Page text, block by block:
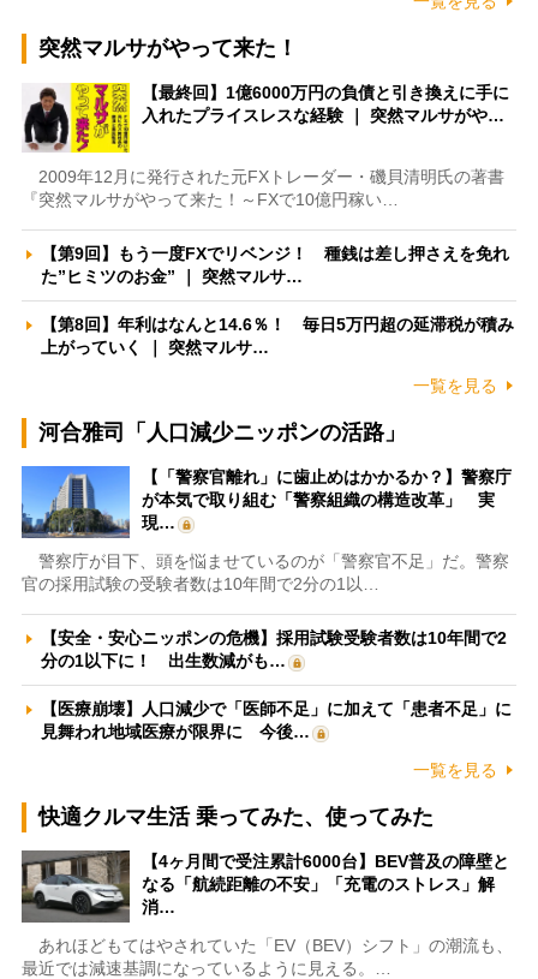
突然マルサがやって来た！
【最終回】1億6000万円の負債と引き換えに手に
入れたプライスレスな経験 ｜ 突然マルサがや…
2009年12月に発行された元FXトレーダー・磯貝清明氏の著書
『突然マルサがやって来た！～FXで10億円稼い…
【第9回】もう一度FXでリベンジ！ 種銭は差し押さえを免れ
た”ヒミツのお金” ｜ 突然マルサ…
【第8回】年利はなんと14.6％！ 毎日5万円超の延滞税が積み
上がっていく ｜ 突然マルサ…
一覧を見る
河合雅司「人口減少ニッポンの活路」
【「警察官離れ」に歯止めはかかるか？】警察庁
が本気で取り組む「警察組織の構造改革」 実
現…
警察庁が目下、頭を悩ませているのが「警察官不足」だ。警察
官の採用試験の受験者数は10年間で2分の1以…
【安全・安心ニッポンの危機】採用試験受験者数は10年間で2
分の1以下に！ 出生数減がも…
【医療崩壊】人口減少で「医師不足」に加えて「患者不足」に
見舞われ地域医療が限界に 今後…
一覧を見る
快適クルマ生活 乗ってみた、使ってみた
【4ヶ月間で受注累計6000台】BEV普及の障壁と
なる「航続距離の不安」「充電のストレス」解
消…
あれほどもてはやされていた「EV（BEV）シフト」の潮流も、
最近では減速基調になっているように見える。…